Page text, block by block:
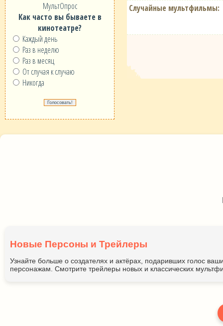
МультОпрос
Как часто вы бываете в
кинотеатре?
Каждый день
Раз в неделю
Раз в месяц
От случая к случаю
Никогда
Случайные мультфильмы:
Новые Персоны и Трейлеры
Узнайте больше о создателях и актёрах, подаривших голос
персонажам. Смотрите трейлеры новых и классических